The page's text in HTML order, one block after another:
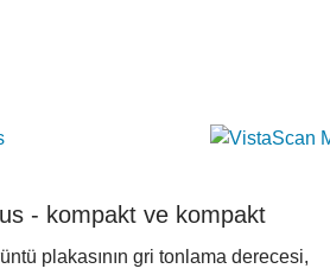
- kompakt ve kompakt
plakasının gri tonlama derecesi,